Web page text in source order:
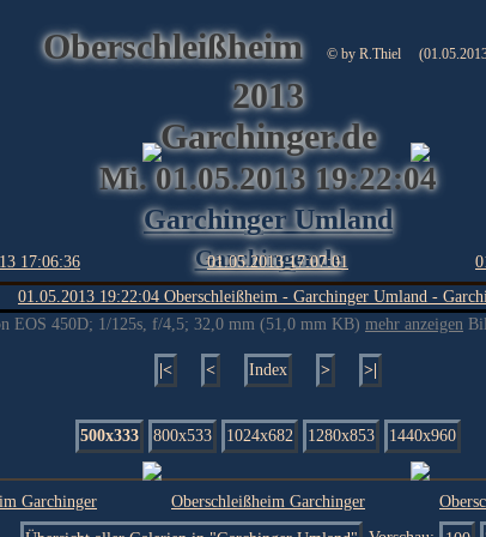
Oberschleißheim © by R.Thiel
2013
Garchinger.de
Mi. 01.05.2013 19:22:04
Garchinger Umland
Garchinger.de
EOS 450D; 1/125s, f/4,5; 32,0 mm (51,0 mm KB) mehr anzeigen
|< < Index > >|
500x333 800x533 1024x682 1280x853 1440x960